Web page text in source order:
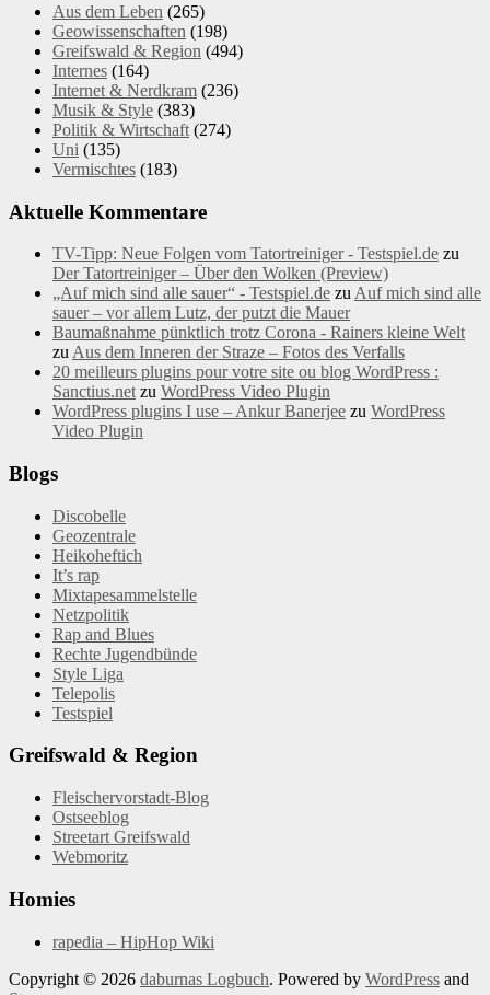
Aus dem Leben (265)
Geowissenschaften (198)
Greifswald & Region (494)
Internes (164)
Internet & Nerdkram (236)
Musik & Style (383)
Politik & Wirtschaft (274)
Uni (135)
Vermischtes (183)
Aktuelle Kommentare
TV-Tipp: Neue Folgen vom Tatortreiniger - Testspiel.de zu
Der Tatortreiniger – Über den Wolken (Preview)
„Auf mich sind alle sauer“ - Testspiel.de zu Auf mich sind alle
sauer – vor allem Lutz, der putzt die Mauer
Baumaßnahme pünktlich trotz Corona - Rainers kleine Welt
zu Aus dem Inneren der Straze – Fotos des Verfalls
20 meilleurs plugins pour votre site ou blog WordPress :
Sanctius.net zu WordPress Video Plugin
WordPress plugins I use – Ankur Banerjee zu WordPress
Video Plugin
Blogs
Discobelle
Geozentrale
Heikoheftich
It’s rap
Mixtapesammelstelle
Netzpolitik
Rap and Blues
Rechte Jugendbünde
Style Liga
Telepolis
Testspiel
Greifswald & Region
Fleischervorstadt-Blog
Ostseeblog
Streetart Greifswald
Webmoritz
Homies
rapedia – HipHop Wiki
Copyright © 2026 daburnas Logbuch. Powered by WordPress and